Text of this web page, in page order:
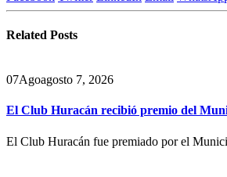
Related Posts
07Agoagosto 7, 2026
El Club Huracán recibió premio del
El Club Huracán fue premiado por el